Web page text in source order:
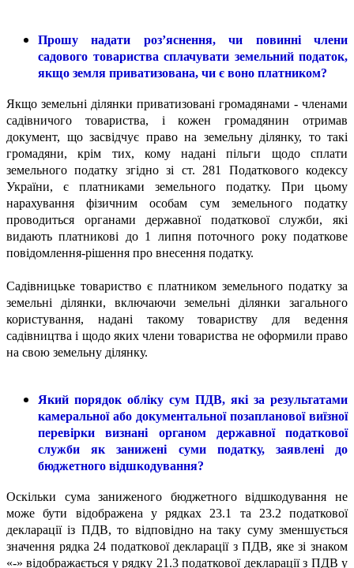
Прошу надати роз’яснення, чи повинні члени
садового товариства сплачувати земельний податок,
якщо земля приватизована, чи є воно платником?
Якщо земельні ділянки приватизовані громадянами - членами
садівничого товариства, і кожен громадянин отримав
документ, що засвідчує право на земельну ділянку, то такі
громадяни, крім тих, кому надані пільги щодо сплати
земельного податку згідно зі ст. 281 Податкового кодексу
України, є платниками земельного податку. При цьому
нарахування фізичним особам сум земельного податку
проводиться органами державної податкової служби, які
видають платникові до 1 липня поточного року податкове
повідомлення-рішення про внесення податку.
Садівницьке товариство є платником земельного податку за
земельні ділянки, включаючи земельні ділянки загального
користування, надані такому товариству для ведення
садівництва і щодо яких члени товариства не оформили право
на свою земельну ділянку.
Який порядок обліку сум ПДВ, які за результатами
камеральної або документальної позапланової виїзної
перевірки визнані органом державної податкової
служби як занижені суми податку, заявлені до
бюджетного відшкодування?
Оскільки сума заниженого бюджетного відшкодування не
може бути відображена у рядках 23.1 та 23.2 податкової
декларації із ПДВ, то відповідно на таку суму зменшується
значення рядка 24 податкової декларації з ПДВ, яке зі знаком
«-» відображається у рядку 21.3 податкової декларації з ПДВ у